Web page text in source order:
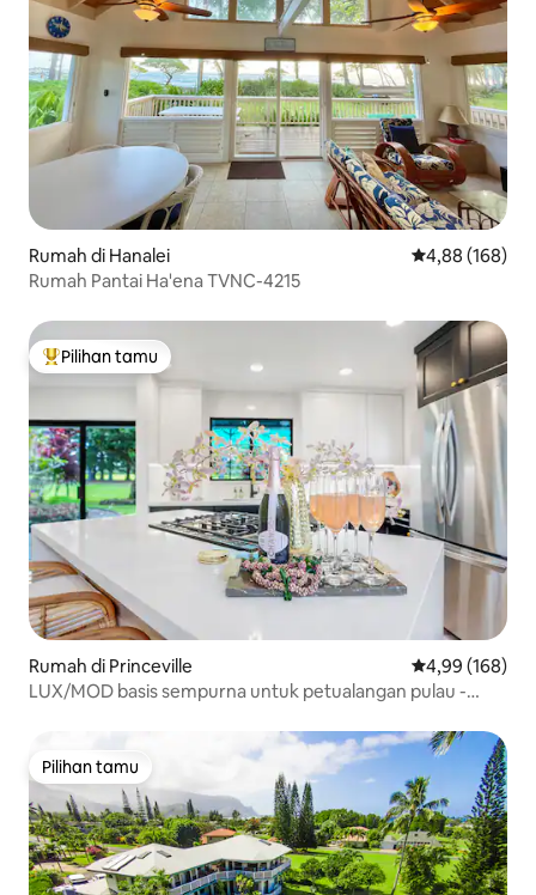
Rumah di Hanalei Nilai rata-rata
4,88 (168)
Rumah Pantai Ha'ena TVNC-4215
Pilihan tamu terpopuler
Pilihan tamu
Rumah di Princeville Nilai rata-rata
4,99 (168)
LUX/MOD basis sempurna untuk petualangan pulau -
Pilihan tamu
Pilihan tamu